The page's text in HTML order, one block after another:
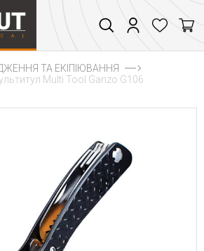
ТА ЕКІПІЮВАННЯ
Multi Tool Ganzo G106